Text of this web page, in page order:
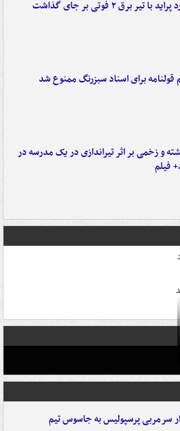
با تیر برق ۲ فوتی بر جای گذاشت
قولنامه برای اسناد سبزرنگ ممنوع شد
کشته و زخمی بر اثر تیراندازی در یک مدرسه در
فیلم
سرمربی پرسپولیس به جاسوس تیم